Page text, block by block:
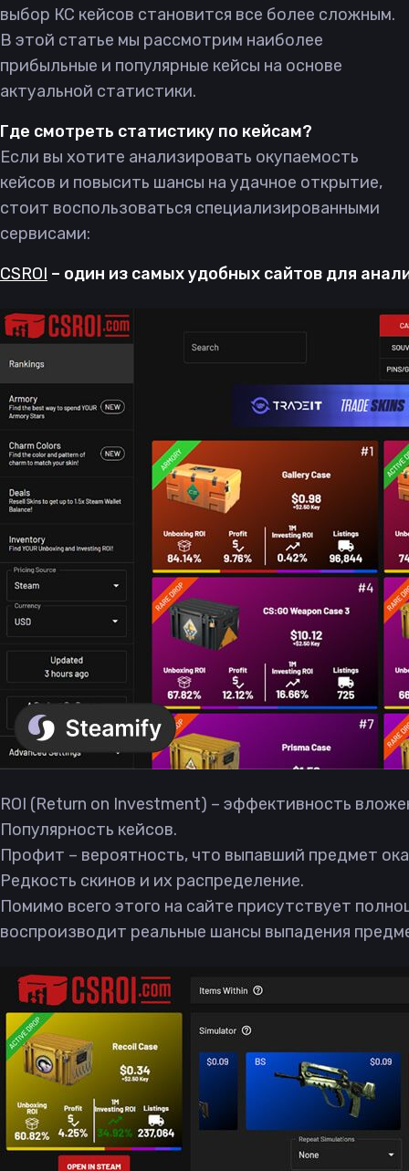
выбор КС кейсов становится все более сложным.
В этой статье мы рассмотрим наиболее
прибыльные и популярные кейсы на основе
актуальной статистики.
Где смотреть статистику по кейсам?
Если вы хотите анализировать окупаемость
кейсов и повысить шансы на удачное открытие,
стоит воспользоваться специализированными
сервисами:
CSROI – один из самых удобных сайтов для
ROI (Return on Investment) – эффективность
Популярность кейсов.
Профит – вероятность, что выпавший предмет
Редкость скинов и их распределение.
Помимо всего этого на сайте присутствует
воспроизводит реальные шансы выпадения